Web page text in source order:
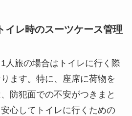
イレ時のスーツケース管理
人旅の場合はトイレに行く際
ます。特に、座席に荷物を
防犯面での不安がつきまと
心してトイレに行くための